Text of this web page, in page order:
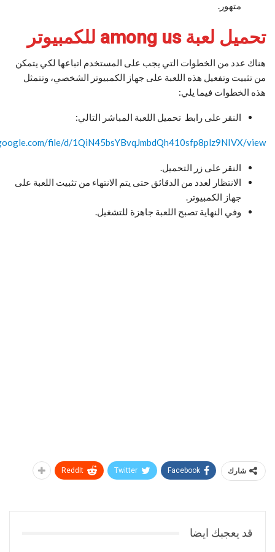
متهور.
تحميل لعبة among us للكمبيوتر
هناك عدد من الخطوات التي يجب على المستخدم اتباعها لكي يتمكن
من تثبيت وتفعيل هذه اللعبة على جهاز الكمبيوتر الشخصي، وتتمثل
هذه الخطوات فيما يلي:
النقر على رابط تحميل اللعبة المباشر التالي:
file/d/1QiN45bsYBvqJmbdQh410sfp8plz9NIVX/view
النقر على زر التحميل.
الانتظار لعدد من الدقائق حتى يتم الانتهاء من تثبيت اللعبة على
جهاز الكمبيوتر.
وفي النهاية تصبح اللعبة جاهزة للتشغيل.
شارك Facebook
Twitter
ReddIt
قد يعجبك ايضا